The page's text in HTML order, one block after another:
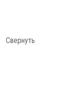
Свернуть